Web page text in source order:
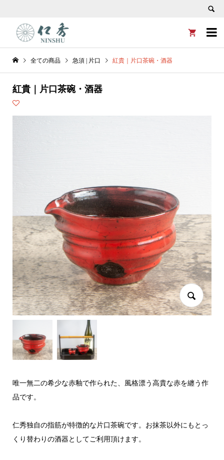


全ての商品 急須 | 片口 紅貴｜片口茶碗・酒器
紅貴｜片口茶碗・酒器
唯一無二の希少な赤釉で作られた、風格漂う高貴な赤を纏う作
品です。
仁秀独自の指筋が特徴的な片口茶碗です。お抹茶以外にもとっ
くり替わりの酒器としてご利用頂けます。